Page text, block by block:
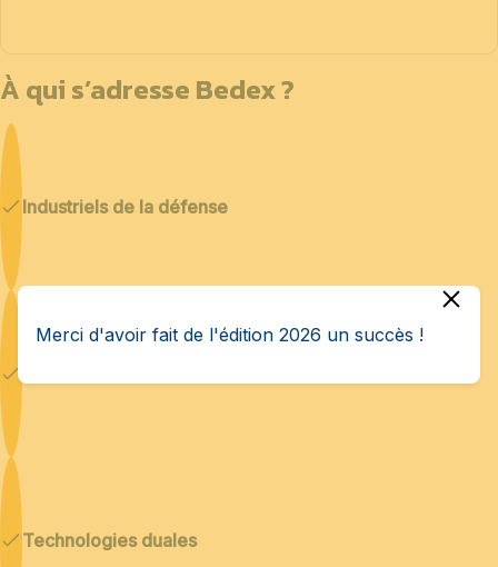
À qui s’adresse Bedex ?
Industriels de la défense
Technologies duales
Merci d'avoir fait de l'édition 2026 un succès !